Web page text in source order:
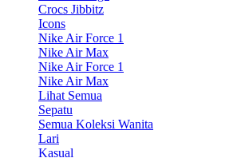
Crocs Jibbitz
Icons
Nike Air Force 1
Nike Air Max
Nike Air Force 1
Nike Air Max
Lihat Semua
Sepatu
Semua Koleksi Wanita
Lari
Kasual